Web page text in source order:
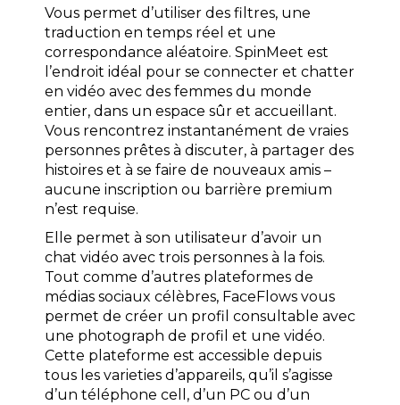
Vous permet d’utiliser des filtres, une
traduction en temps réel et une
correspondance aléatoire. SpinMeet est
l’endroit idéal pour se connecter et chatter
en vidéo avec des femmes du monde
entier, dans un espace sûr et accueillant.
Vous rencontrez instantanément de vraies
personnes prêtes à discuter, à partager des
histoires et à se faire de nouveaux amis –
aucune inscription ou barrière premium
n’est requise.
Elle permet à son utilisateur d’avoir un
chat vidéo avec trois personnes à la fois.
Tout comme d’autres plateformes de
médias sociaux célèbres, FaceFlows vous
permet de créer un profil consultable avec
une photograph de profil et une vidéo.
Cette plateforme est accessible depuis
tous les varieties d’appareils, qu’il s’agisse
d’un téléphone cell, d’un PC ou d’un